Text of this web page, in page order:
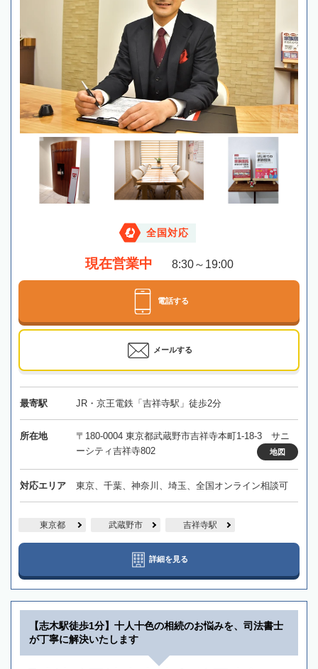
全国対応
現在営業中 8:30～19:00
電話する
メールする
最寄駅 JR・京王電鉄「吉祥寺駅」徒歩2分
所在地
〒180-0004 東京都武蔵野市吉祥寺本町1-18-3 サニ
ーシティ吉祥寺802
地図
対応エリア 東京、千葉、神奈川、埼玉、全国オンライン相談可
東京都 武蔵野市 吉祥寺駅
詳細を見る
【志木駅徒歩1分】十人十色の相続のお悩みを、司法書士
が丁寧に解決いたします